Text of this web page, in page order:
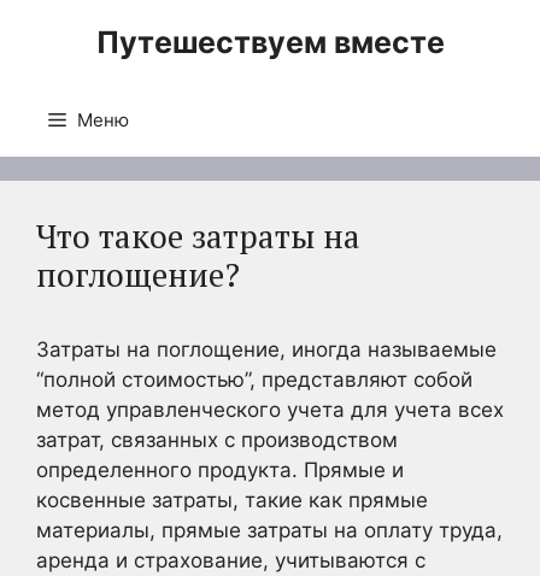
Путешествуем вместе
Меню
Что такое затраты на
поглощение?
Затраты на поглощение, иногда называемые
“полной стоимостью”, представляют собой
метод управленческого учета для учета всех
затрат, связанных с производством
определенного продукта. Прямые и
косвенные затраты, такие как прямые
материалы, прямые затраты на оплату труда,
аренда и страхование, учитываются с